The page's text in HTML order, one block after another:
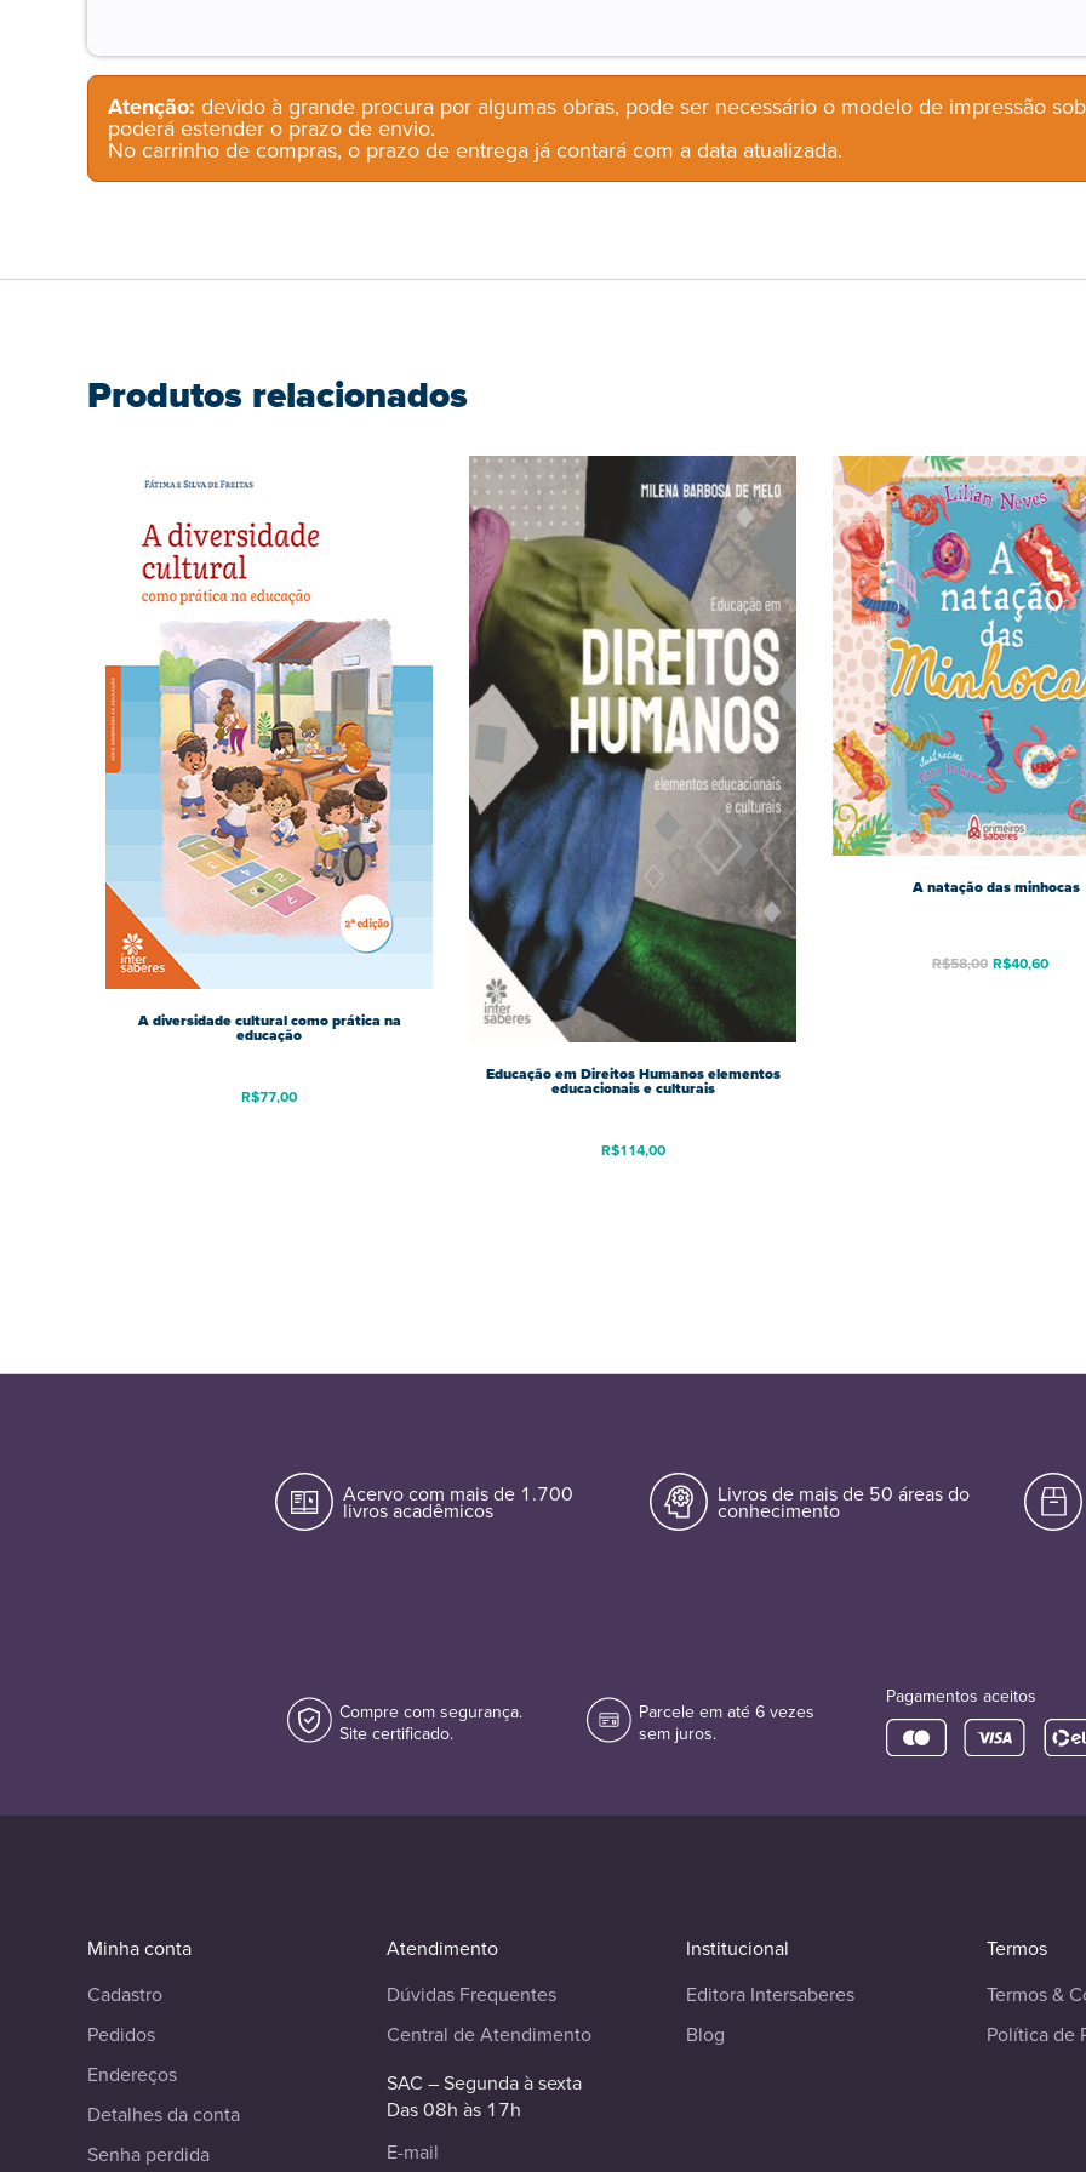
Atenção: devido à grande procura por algumas obras, pode ser necessário o modelo de impressão
poderá estender o prazo de envio.
No carrinho de compras, o prazo de entrega já contará com a data atualizada.
Produtos relacionados
A diversidade cultural como prática na
educação
R$77,00
Educação em Direitos Humanos elementos
educacionais e culturais
R$114,00
A natação das minhocas
R$58,00 R$40,60
Acervo com mais de 1.700
livros acadêmicos
Livros de mais de 50 áreas do
conhecimento
Compre com segurança.
Site certificado.
Parcele em até 6 vezes
sem juros.
Pagamentos aceitos
Minha conta
Cadastro
Pedidos
Endereços
Detalhes da conta
Senha perdida
Atendimento
Dúvidas Frequentes
Central de Atendimento
SAC – Segunda à sexta
Das 08h às 17h
E-mail
Institucional
Editora Intersaberes
Blog
Termos
Termos &
Política de